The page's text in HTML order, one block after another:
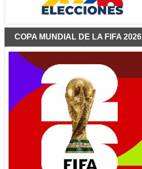
COPA MUNDIAL DE LA FIFA 2026